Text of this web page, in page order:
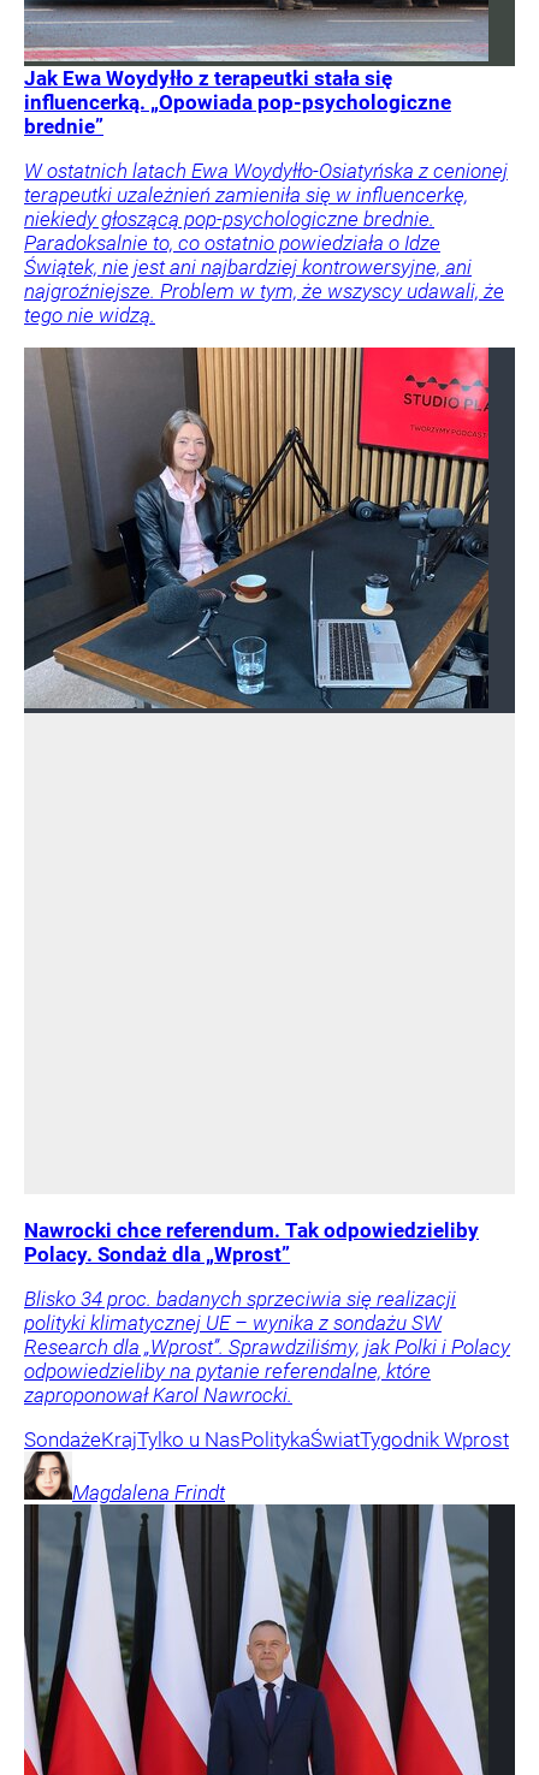
Jak Ewa Woydyłło z terapeutki stała się
influencerką. „Opowiada pop-psychologiczne
brednie”
W ostatnich latach Ewa Woydyłło-Osiatyńska z cenionej
terapeutki uzależnień zamieniła się w influencerkę,
niekiedy głoszącą pop-psychologiczne brednie.
Paradoksalnie to, co ostatnio powiedziała o Idze
Świątek, nie jest ani najbardziej kontrowersyjne, ani
najgroźniejsze. Problem w tym, że wszyscy udawali, że
tego nie widzą.
Nawrocki chce referendum. Tak odpowiedzieliby
Polacy. Sondaż dla „Wprost”
Blisko 34 proc. badanych sprzeciwia się realizacji
polityki klimatycznej UE – wynika z sondażu SW
Research dla „Wprost”. Sprawdziliśmy, jak Polki i Polacy
odpowiedzieliby na pytanie referendalne, które
zaproponował Karol Nawrocki.
SondażeKrajTylko u NasPolitykaŚwiatTygodnik Wprost
Magdalena Frindt